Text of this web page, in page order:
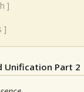
]
]
Unification Part 2